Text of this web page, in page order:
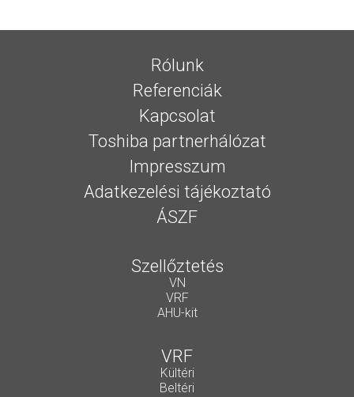
Rólunk
Referenciák
Kapcsolat
Toshiba partnerhálózat
Impresszum
Adatkezelési tájékoztató
ÁSZF
Szellőztetés
VN
VRF
AHU-kit
VRF
Kültéri
Beltéri